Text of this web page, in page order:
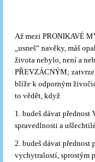
Až mezi PRONIKAVÉ
„usneš“ navěky, máš
života nebylo, není a
PŘEVZÁCNÝM;
blíže k odporným
to vědět, když
1. budeš dávat
spravedlnosti a
2. budeš dávat přednost
vychytralostí, sprostým